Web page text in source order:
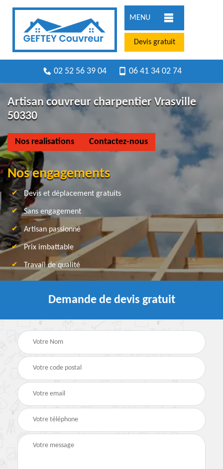
MENU
Devis gratuit
02 52 56 39 04 06 41 34 02 74
Artisan couvreur charpentier Vrasville
50330
Nos realisations Contactez-nous
Nos engagements
Devis et déplacement gratuits
Sans engagement
Artisan passionné
Prix imbattable
Travail de qualité
Demande de devis gratuit